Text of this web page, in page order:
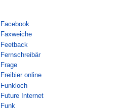
Facebook
Faxweiche
Feetback
Fernschreibär
Frage
Freibier online
Funkloch
Future Internet
Funk